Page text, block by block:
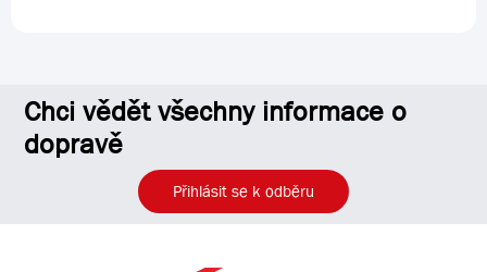
Chci vědět všechny informace o
dopravě
Přihlásit se k odběru